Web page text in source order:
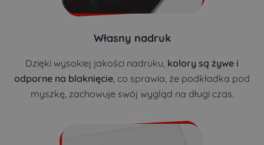
Własny nadruk
Dzięki wysokiej jakości nadruku, kolory są żywe i
odporne na blaknięcie , co sprawia, że podkładka pod
myszkę, zachowuje swój wygląd na długi czas.